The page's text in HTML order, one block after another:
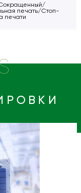
печать/Стоп-
печати